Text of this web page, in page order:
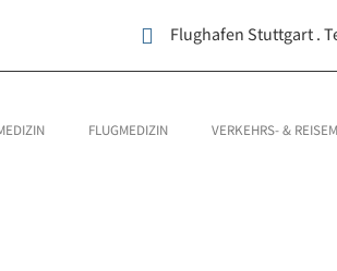
Flughafen Stuttgart .
FLUGMEDIZIN VERKEHRS- &